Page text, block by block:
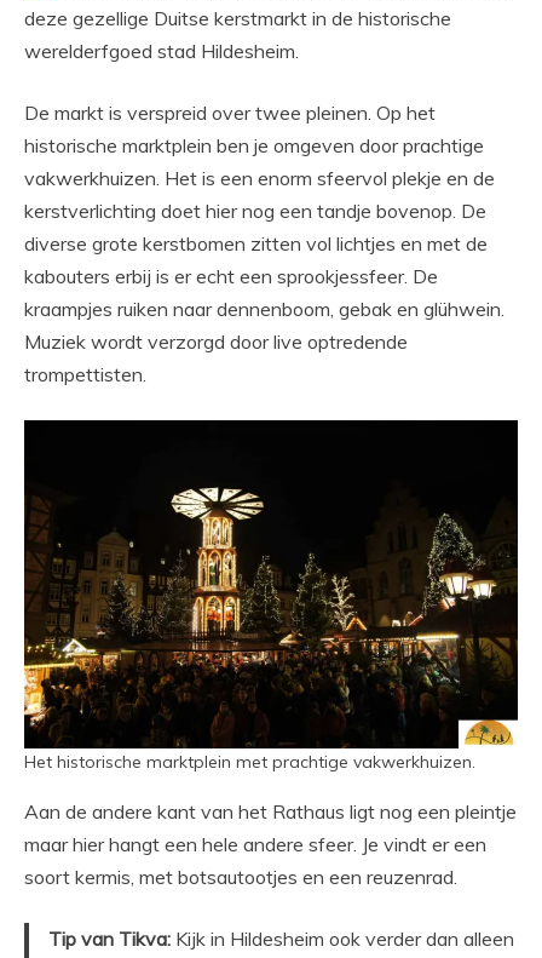
deze gezellige Duitse kerstmarkt in de historische
werelderfgoed stad Hildesheim.
De markt is verspreid over twee pleinen. Op het
historische marktplein ben je omgeven door prachtige
vakwerkhuizen. Het is een enorm sfeervol plekje en de
kerstverlichting doet hier nog een tandje bovenop. De
diverse grote kerstbomen zitten vol lichtjes en met de
kabouters erbij is er echt een sprookjessfeer. De
kraampjes ruiken naar dennenboom, gebak en glühwein.
Muziek wordt verzorgd door live optredende
trompettisten.
Het historische marktplein met prachtige vakwerkhuizen.
Aan de andere kant van het Rathaus ligt nog een pleintje
maar hier hangt een hele andere sfeer. Je vindt er een
soort kermis, met botsautootjes en een reuzenrad.
Tip van Tikva: Kijk in Hildesheim ook verder dan alleen